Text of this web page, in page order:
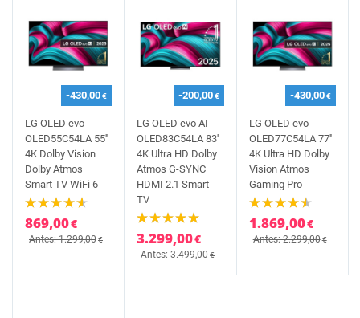
-430,00€
LG OLED evo
OLED55C54LA 55''
4K Dolby Vision
Dolby Atmos
Smart TV WiFi 6
869,00€
Antes: 1.299,00€
-200,00€
LG OLED evo AI
OLED83C54LA 83''
4K Ultra HD Dolby
Atmos G-SYNC
HDMI 2.1 Smart
TV
3.299,00€
Antes: 3.499,00€
-430,00€
LG OLED evo
OLED77C54LA 77''
4K Ultra HD Dolby
Vision Atmos
Gaming Pro
1.869,00€
Antes: 2.299,00€